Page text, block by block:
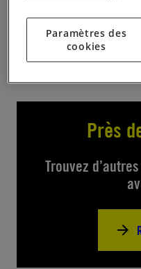
images .+expositions
Près
Trouvez
Paramètres des
cookies